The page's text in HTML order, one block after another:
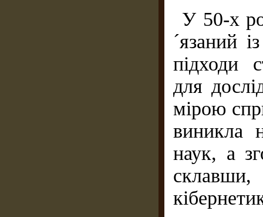
У 50-х
´язаний
підходи
для
мірою
виникла
наук, а